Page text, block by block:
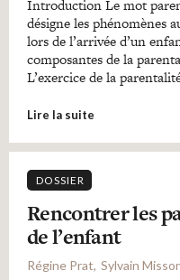
Introduction Le mot
désigne les phénomènes
lors de l’arrivée d’un
composantes de la
L’exercice de la
Lire la suite
DOSSIER
Rencontrer les
de l’enfant
Régine Prat Sylvain